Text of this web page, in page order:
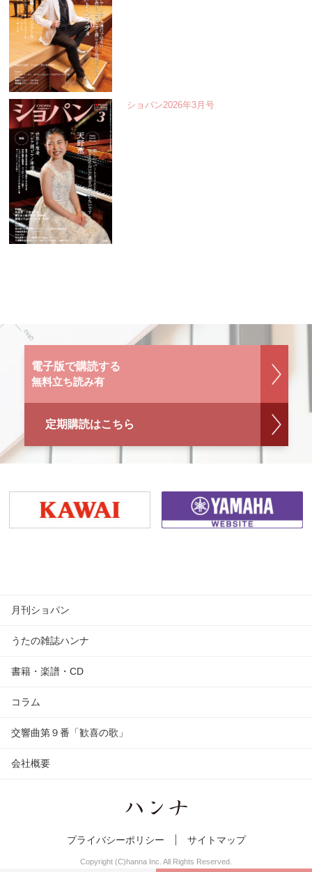
ショパン2026年3月号
電子版で購読する
無料立ち読み有
定期購読はこちら
月刊ショパン
うたの雑誌ハンナ
書籍・楽譜・CD
コラム
交響曲第９番「歓喜の歌」
会社概要
プライバシーポリシー サイトマップ
Copyright (C)hanna Inc. All Rights Reserved.